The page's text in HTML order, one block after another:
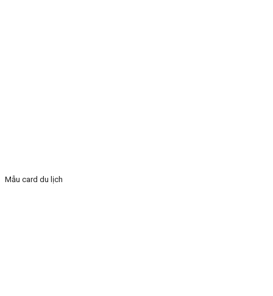
Mẫu card du lịch